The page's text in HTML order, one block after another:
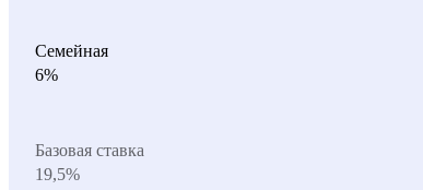
Семейная
6%
Базовая ставка
19,5%